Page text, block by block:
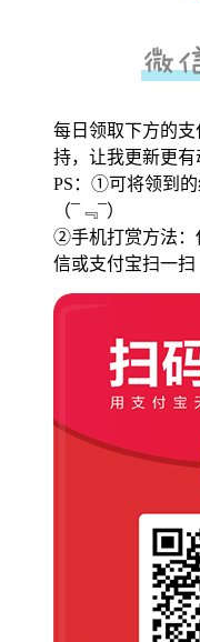
每日领取下方的
持，让我更新更有
PS：①可将领到
（¯﹃¯）
②手机打赏方法：
信或支付宝扫一扫